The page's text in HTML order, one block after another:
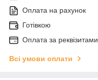
Оплата на рахунок
Готівкою
Оплата за реквізитами
Всі умови оплати